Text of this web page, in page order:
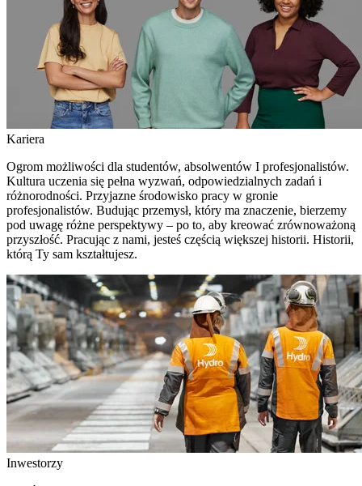
Kariera
Ogrom możliwości dla studentów, absolwentów I profesjonalistów.
Kultura uczenia się pełna wyzwań, odpowiedzialnych zadań i
różnorodności. Przyjazne środowisko pracy w gronie
profesjonalistów. Budując przemysł, który ma znaczenie, bierzemy
pod uwagę różne perspektywy – po to, aby kreować zrównoważoną
przyszłość. Pracując z nami, jesteś częścią większej historii. Historii,
którą Ty sam kształtujesz.
Inwestorzy